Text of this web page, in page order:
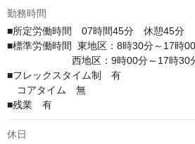
勤務時間
■所定労働時間　07時間45分　休憩45分
■標準労働時間  東地区：8時30分～17時
■フレックスタイム制　有
コアタイム　無
■残業　有
休日